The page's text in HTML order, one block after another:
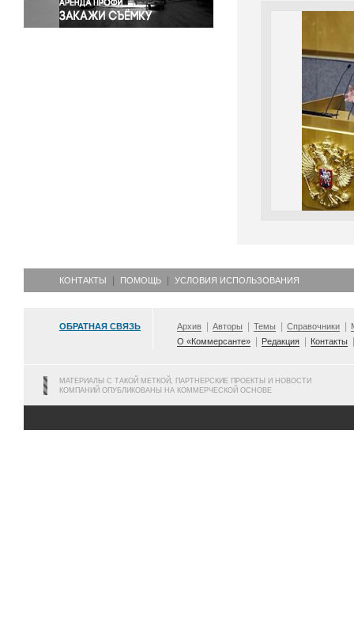
КОНТАКТЫ ПОМОЩЬ УСЛОВИЯ ИСПОЛЬЗОВАНИЯ
ОБРАТНАЯ СВЯЗЬ Архив Авторы Темы Справочники
О «Коммерсанте»
Редакция Контакты
МАТЕРИАЛЫ С ТАКОЙ МЕТКОЙ, ПАРТНЕРСКИЕ ПРОЕКТЫ И НОВОСТИ
КОМПАНИЙ ОПУБЛИКОВАНЫ НА КОММЕРЧЕСКОЙ ОСНОВЕ